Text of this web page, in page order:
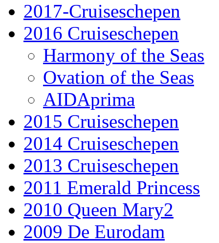
2017-Cruiseschepen
2016 Cruiseschepen
Harmony of the Seas
Ovation of the Seas
AIDAprima
2015 Cruiseschepen
2014 Cruiseschepen
2013 Cruiseschepen
2011 Emerald Princess
2010 Queen Mary2
2009 De Eurodam